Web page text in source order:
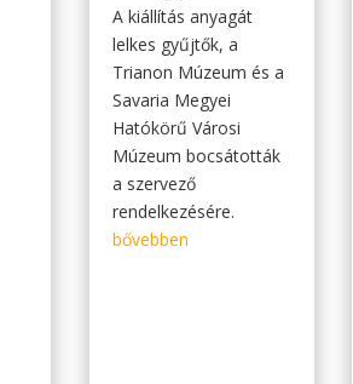
A kiállítás anyagát
lelkes gyűjtők, a
Trianon Múzeum és a
Savaria Megyei
Hatókörű Városi
Múzeum bocsátották
a szervező
rendelkezésére.
bővebben